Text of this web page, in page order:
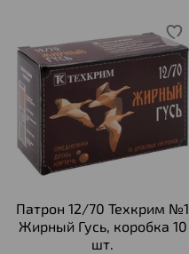
Патрон 12/70 Техкрим №1
Жирный Гусь, коробка 10
шт.